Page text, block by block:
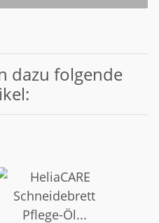
dazu folgende